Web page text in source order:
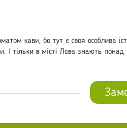
кави, бо тут є своя особлива
І тільки в місті Лева знають